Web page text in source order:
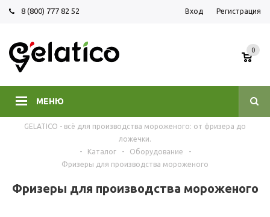
8 (800) 777 82 52 Вход Регистрация
МЕНЮ
0
GELATICO - всё для производства мороженого: от фризера до
ложечки.
-
Каталог - Оборудование
-
Фризеры для производства мороженого
Фризеры для производства мороженого